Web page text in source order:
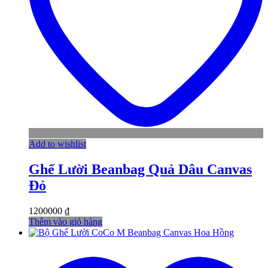
Add to wishlist
Ghế Lười Beanbag Quả Dâu Canvas
Đỏ
1200000 ₫
Thêm vào giỏ hàng